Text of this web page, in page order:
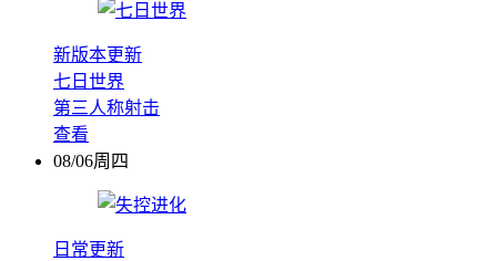
新版本更新
七日世界
第三人称射击
查看
08/06周四
日常更新